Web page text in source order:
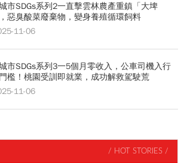
市SDGs系列2一直擊雲林農產重鎮「大埤
惡臭酸菜廢棄物，變身養殖循環飼料
11-06
市SDGs系列3一5個月零收入，公車司機入行
檻！桃園受訓即就業，成功解救駕駛荒
11-06
/ HOT STORIES /